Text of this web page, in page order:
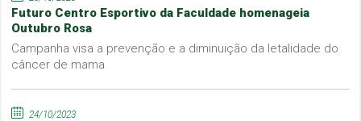
Futuro Centro Esportivo da Faculdade homenageia
Outubro Rosa
Campanha visa a prevenção e a diminuição da letalidade do
câncer de mama
24/10/2023